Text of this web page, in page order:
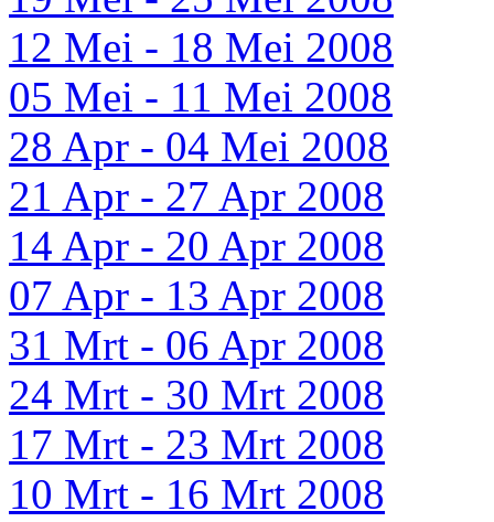
12 Mei - 18 Mei 2008
05 Mei - 11 Mei 2008
28 Apr - 04 Mei 2008
21 Apr - 27 Apr 2008
14 Apr - 20 Apr 2008
07 Apr - 13 Apr 2008
31 Mrt - 06 Apr 2008
24 Mrt - 30 Mrt 2008
17 Mrt - 23 Mrt 2008
10 Mrt - 16 Mrt 2008